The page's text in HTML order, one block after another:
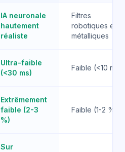
IA neuronale
hautement
réaliste
Filtres
robotiques et
métalliques
Ultra-faible
(<30 ms)
Faible (<10 ms)
Extrêmement
faible (2-3
%)
Faible (1-2 %)
Sur